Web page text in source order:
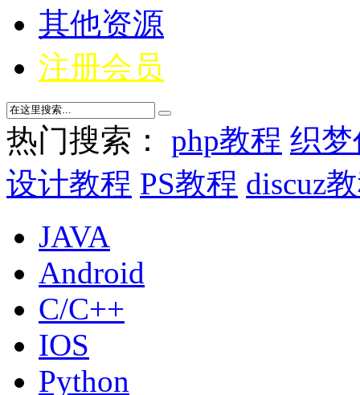
其他资源
注册会员
热门搜索： php教程 织
设计教程 PS教程 discuz
JAVA
Android
C/C++
IOS
Python